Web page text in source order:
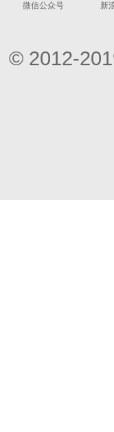
微信公众号 新
© 2012-